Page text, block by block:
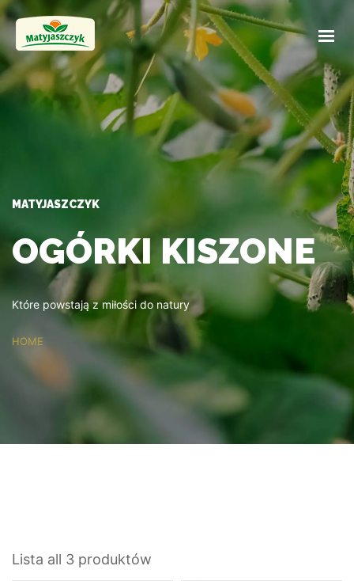
STRONA GŁÓWNA
PRODUKTY
OFERTA HURTOWA
KONTAKT
MATYJASZCZYK
OGÓRKI KISZONE
Które powstają z miłości do natury
HOME
Lista all 3 produktów